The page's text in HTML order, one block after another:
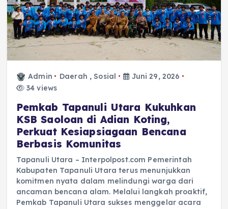
Admin Daerah ,Sosial
Juni 29, 2026
34 views
‎Pemkab Tapanuli Utara Kukuhkan
KSB Saoloan di Adian Koting,
Perkuat Kesiapsiagaan Bencana
Berbasis Komunitas
Tapanuli Utara – Interpolpost.com Pemerintah
Kabupaten Tapanuli Utara terus menunjukkan
komitmen nyata dalam melindungi warga dari
ancaman bencana alam. Melalui langkah proaktif,
Pemkab Tapanuli Utara sukses menggelar acara